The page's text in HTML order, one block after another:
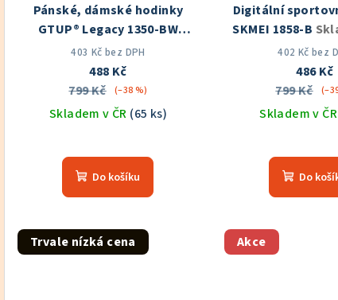
Pánské, dámské hodinky
GTUP® Legacy 1350-BW
Skladem v ČR
403 Kč bez DPH
488 Kč
799 Kč
(–38 %)
Skladem v ČR (65 ks)
hodnocení
produktu
je
z
5
Do košíku
Digitální
SKMEI 1858-B
402 Kč bez
486 Kč
799 Kč
Skladem v ČR
je
Do
Trvale nízká cena Akce